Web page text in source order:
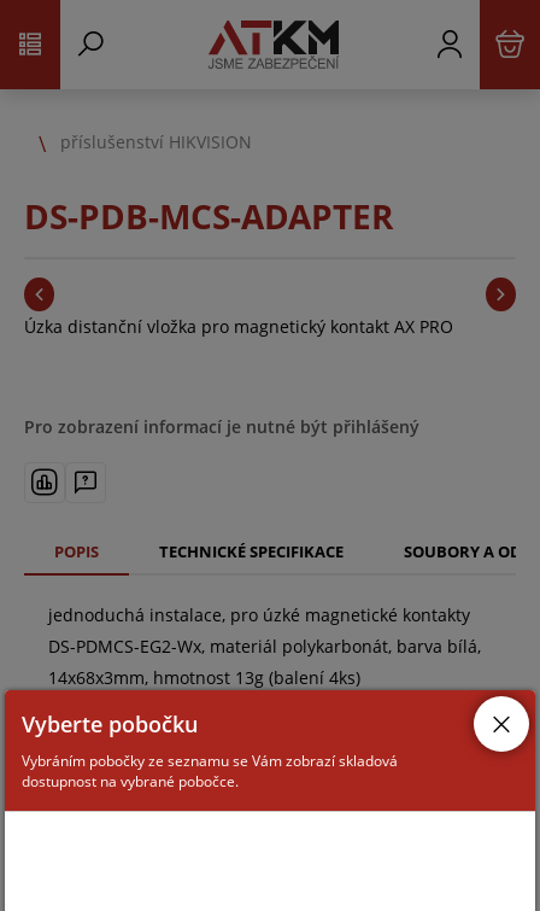
příslušenství HIKVISION
DS-PDB-MCS-ADAPTER
Úzka distanční vložka pro magnetický kontakt AX PRO
Pro zobrazení informací je nutné být přihlášený
POPIS TECHNICKÉ SPECIFIKACE SOUBORY A
jednoduchá instalace, pro úzké magnetické kontakty
DS-PDMCS-EG2-Wx, materiál polykarbonát, barva bílá,
14x68x3mm, hmotnost 13g (balení 4ks)
ZAŘAZENÍ ZBOŽÍ
Vyberte pobočku
Vybráním pobočky ze seznamu se Vám zobrazí skladová
dostupnost na vybrané pobočce.